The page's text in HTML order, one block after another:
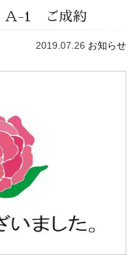
Ａ-1 ご成約
2019.07.26 お知らせ